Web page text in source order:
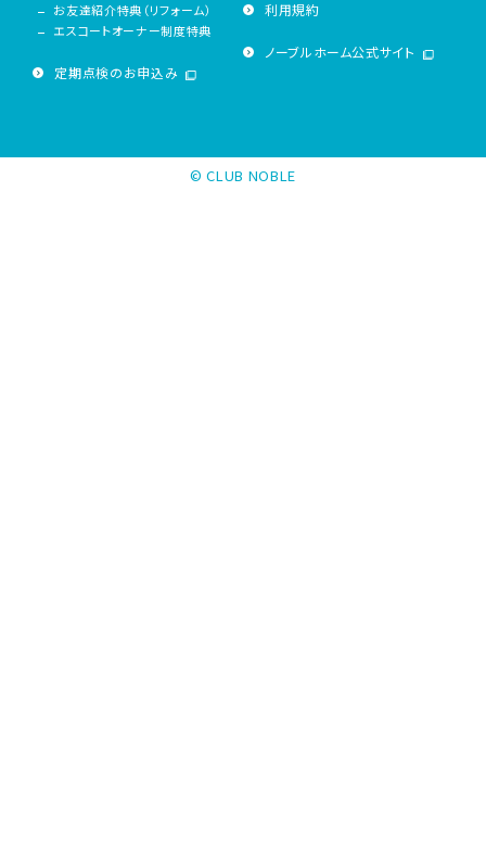
お友達紹介特典（リフォーム）
エスコートオーナー制度特典
定期点検のお申込み
利用規約
ノーブルホーム公式サイト
© CLUB NOBLE